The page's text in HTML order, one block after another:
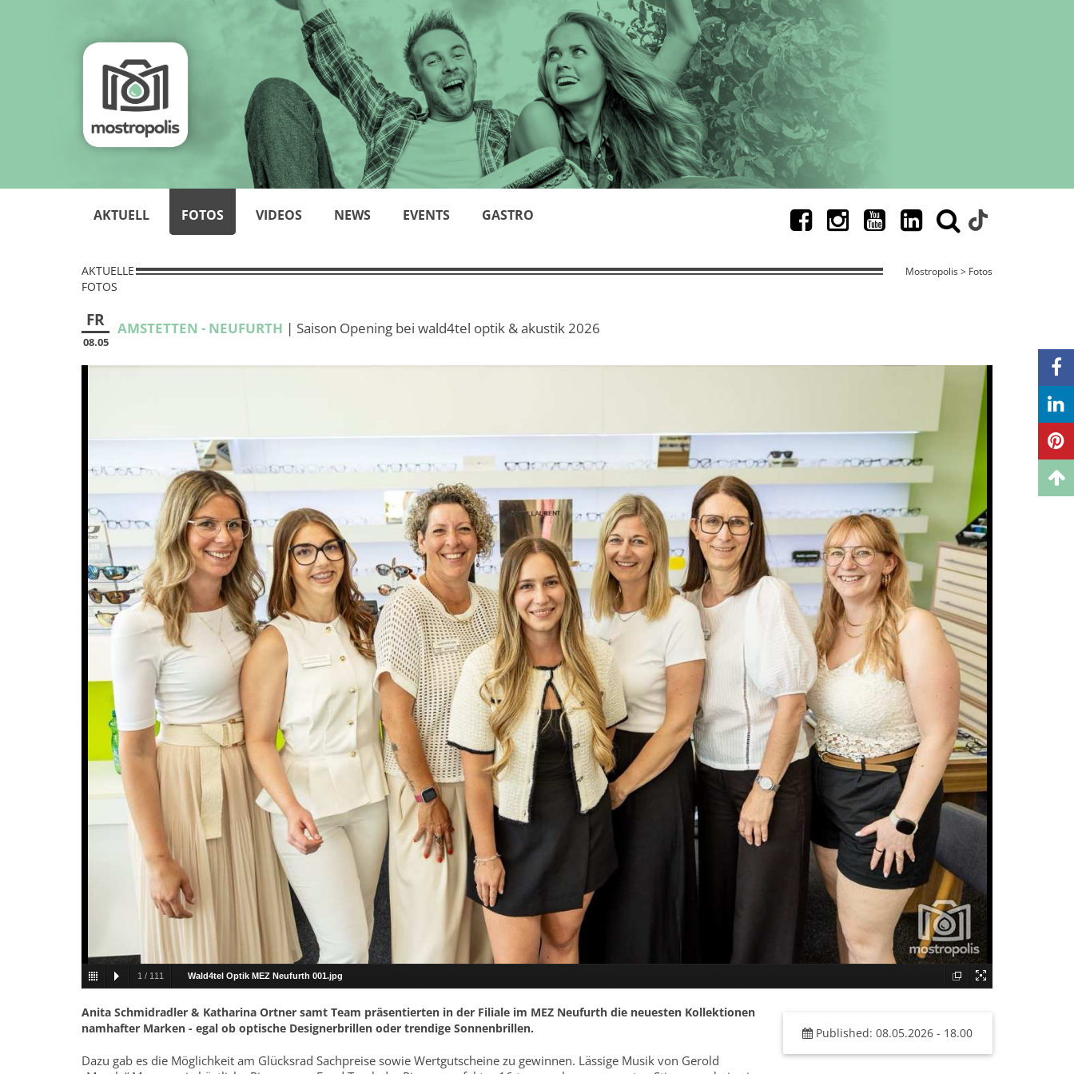
AKTUELL FOTOS VIDEOS NEWS EVENTS GASTRO
AKTUELLE
FOTOS
Mostropolis > Fotos
FR
08.05
AMSTETTEN - NEUFURTH | Saison Opening bei wald4tel optik & akustik 2026
1 / 111 Wald4tel Optik MEZ Neufurth 001.jpg
Anita Schmidradler & Katharina Ortner samt Team präsentierten in der Filiale im MEZ Neufurth die neuesten Kollektionen
namhafter Marken - egal ob optische Designerbrillen oder trendige Sonnenbrillen.
Dazu gab es die Möglichkeit am Glücksrad Sachpreise sowie Wertgutscheine zu gewinnen. Lässige Musik von Gerold
Published: 08.05.2026 - 18.00